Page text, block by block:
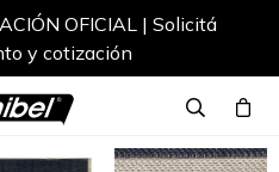
OFICIAL | Solicitá
y cotización